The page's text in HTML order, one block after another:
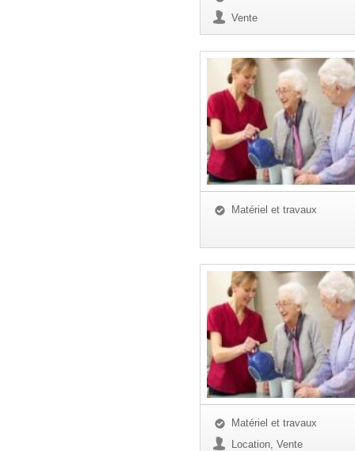
Vente
Matériel et travaux
Matériel et travaux
Location, Vente